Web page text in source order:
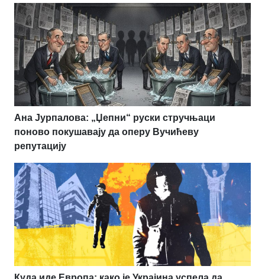
Ана Јурпалова: „Џепни“ руски стручњаци
поново покушавају да оперу Вучићеву
репутацију